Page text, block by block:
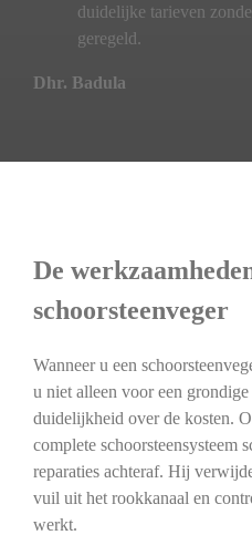
duidelijke tarieven
geregeld.
Dhr. Badula
De
schoorsteenveger
Wanneer u een
u niet alleen voor een
duidelijkheid over de kosten.
complete schoorsteensysteem
reparaties achteraf. Hij
vuil uit het rookkanaal en
werkt.